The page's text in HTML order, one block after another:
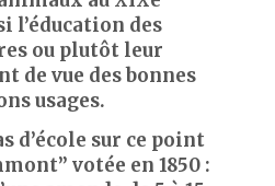
l’éducation des
ou plutôt leur
de vue des bonnes
usages.
d’école sur ce point
votée en 1850 :